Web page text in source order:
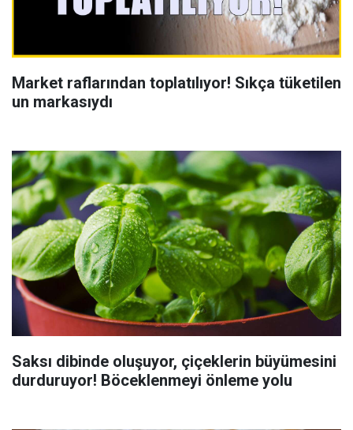
Market raflarından toplatılıyor! Sıkça tüketilen
un markasıydı
Saksı dibinde oluşuyor, çiçeklerin büyümesini
durduruyor! Böceklenmeyi önleme yolu